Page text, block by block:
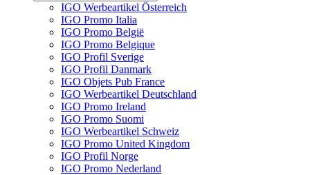
IGO Werbeartikel Österreich
IGO Promo Italia
IGO Promo België
IGO Promo Belgique
IGO Profil Sverige
IGO Profil Danmark
IGO Objets Pub France
IGO Werbeartikel Deutschland
IGO Promo Ireland
IGO Promo Suomi
IGO Werbeartikel Schweiz
IGO Promo United Kingdom
IGO Profil Norge
IGO Promo Nederland